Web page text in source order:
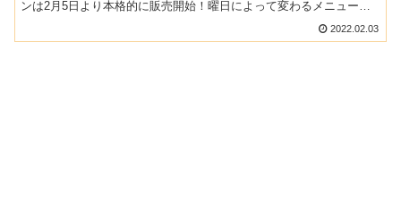
ンは2月5日より本格的に販売開始！曜日によって変わるメニューや
2022.02.03